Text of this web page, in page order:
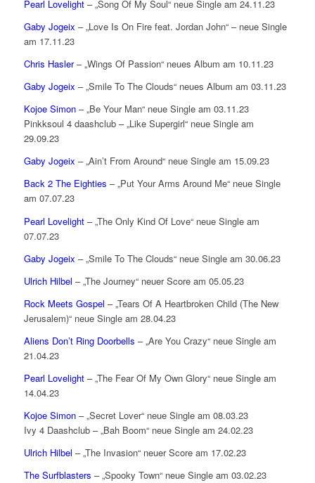
Pearl Lovelight– „Song Of My Soul“ neue Single am 24.11.23
Gaby Jogeix – „Love Is On Fire feat. Jordan John“ – neue Single
am 17.11.23
Chris Hasler– „Wings Of Passion“ neues Album am 10.11.23
Gaby Jogeix – „Smile To The Clouds“ neues Album am 03.11.23
Kojoe Simon– „Be Your Man“ neue Single am 03.11.23
Pinkksoul 4 daashclub – „Like Supergirl“ neue Single am
29.09.23
Gaby Jogeix – „Ain’t From Around“ neue Single am 15.09.23
Back 2 The Eighties – „Put Your Arms Around Me“ neue Single
am 07.07.23
Pearl Lovelight– „The Only Kind Of Love“ neue Single am
07.07.23
Gaby Jogeix – „Smile To The Clouds“ neue Single am 30.06.23
Ulrich Hilbel – „The Journey“ neuer Score am 05.05.23
Rock Meets Gospel – „Tears Of A Heartbroken Child (The New
Jerusalem)“ neue Single am 28.04.23
Aliens Don’t Ring Doorbells – „Are You Crazy“ neue Single am
21.04.23
Pearl Lovelight– „The Fear Of My Own Glory“ neue Single am
14.04.23
Kojoe Simon– „Secret Lover“ neue Single am 08.03.23
Ivy 4 Daashclub – „Bah Boom“ neue Single am 24.02.23
Ulrich Hilbel – „The Invasion“ neuer Score am 17.02.23
The Surfblasters – „Spooky Town“ neue Single am 03.02.23